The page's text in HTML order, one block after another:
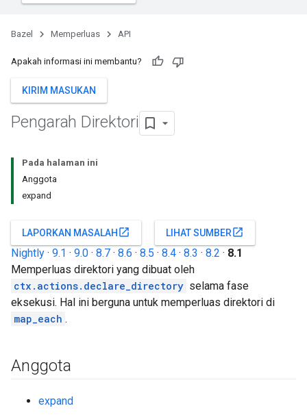
Bazel Memperluas API
Apakah informasi ini membantu?
KIRIM MASUKAN
Pengarah Direktori
Pada halaman ini
Anggota
expand
LAPORKAN MASALAH open_in_new LIHAT SUMBERopen_in_new
Nightly · 9.1 · 9.0 · 8.7 · 8.6 · 8.5 · 8.4 · 8.3 · 8.2 · 8.1
Memperluas direktori yang dibuat oleh
ctx.actions.declare_directory selama fase
eksekusi. Hal ini berguna untuk memperluas direktori di
map_each .
Anggota
expand